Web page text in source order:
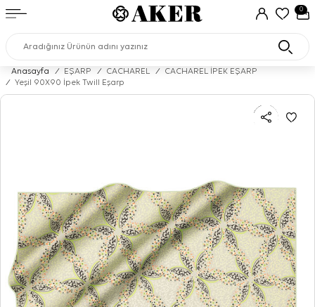
0
Anasayfa / EŞARP / CACHAREL /
CACHAREL İPEK EŞARP
/
Yeşil 90X90 İpek Twill Eşarp